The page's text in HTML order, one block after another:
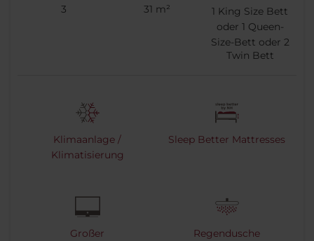
3 31 m² 1 King Size Bett
oder 1 Queen-
Size-Bett oder 2
Twin Bett
Klimaanlage /
Klimatisierung
Sleep Better Mattresses
Großer
Regendusche